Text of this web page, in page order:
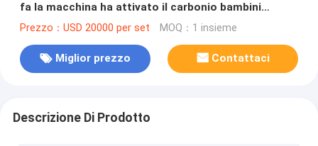
fa la macchina ha attivato il carbonio bambini
pieghevoli
Prezzo：USD 20000 per set MOQ：1 insieme
Miglior prezzo Contattaci
Descrizione Di Prodotto